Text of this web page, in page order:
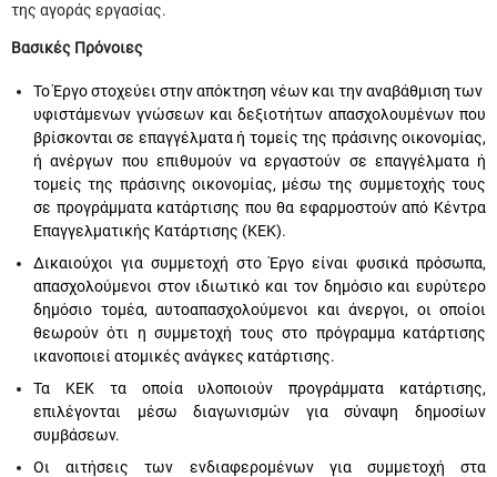
της αγοράς εργασίας.
Βασικές Πρόνοιες
Το Έργο στοχεύει στην απόκτηση νέων και την αναβάθμιση των
υφιστάμενων γνώσεων και δεξιοτήτων απασχολουμένων που
βρίσκονται σε επαγγέλματα ή τομείς της πράσινης οικονομίας,
ή ανέργων που επιθυμούν να εργαστούν σε επαγγέλματα ή
τομείς της πράσινης οικονομίας, μέσω της συμμετοχής τους
σε προγράμματα κατάρτισης που θα εφαρμοστούν από Κέντρα
Επαγγελματικής Κατάρτισης (ΚΕΚ).
Δικαιούχοι για συμμετοχή στο Έργο είναι φυσικά πρόσωπα,
απασχολούμενοι στον ιδιωτικό και τον δημόσιο και ευρύτερο
δημόσιο τομέα, αυτοαπασχολούμενοι και άνεργοι, οι οποίοι
θεωρούν ότι η συμμετοχή τους στο πρόγραμμα κατάρτισης
ικανοποιεί ατομικές ανάγκες κατάρτισης.
Τα ΚΕΚ τα οποία υλοποιούν προγράμματα κατάρτισης,
επιλέγονται μέσω διαγωνισμών για σύναψη δημοσίων
συμβάσεων.
Οι αιτήσεις των ενδιαφερομένων για συμμετοχή στα